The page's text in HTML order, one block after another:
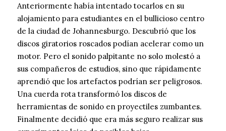
Anteriormente había intentado tocarlos en su
alojamiento para estudiantes en el bullicioso centro
de la ciudad de Johannesburgo. Descubrió que los
discos giratorios roscados podían acelerar como un
motor. Pero el sonido palpitante no solo molestó a
sus compañeros de estudios, sino que rápidamente
aprendió que los artefactos podrían ser peligrosos.
Una cuerda rota transformó los discos de
herramientas de sonido en proyectiles zumbantes.
Finalmente decidió que era más seguro realizar sus